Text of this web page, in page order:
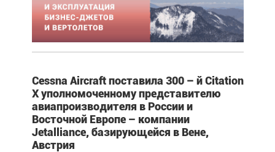
Cessna Aircraft поставила 300 – й Citation
X уполномоченному представителю
авиапроизводителя в России и
Восточной Европе – компании
Jetalliance, базирующейся в Вене,
Австрия